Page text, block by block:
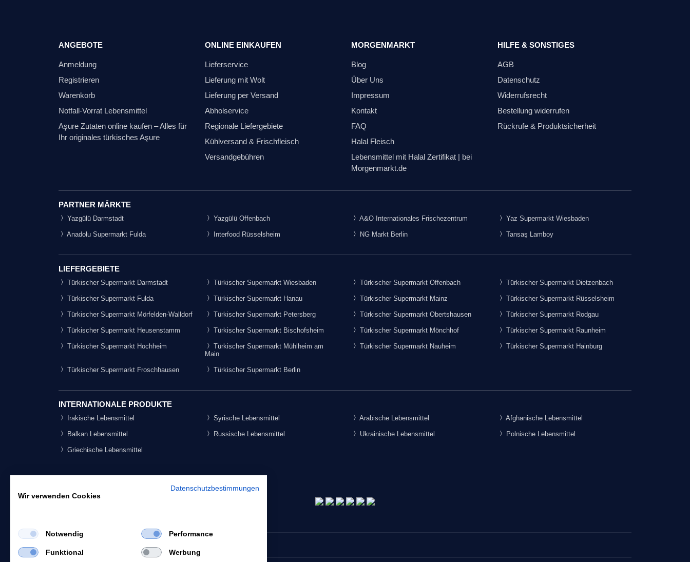
ANGEBOTE
Anmeldung
Registrieren
Warenkorb
Notfall-Vorrat Lebensmittel
Aşure Zutaten online kaufen – Alles für
Ihr originales türkisches Aşure
ONLINE EINKAUFEN
Lieferservice
Lieferung mit Wolt
Lieferung per Versand
Abholservice
Regionale Liefergebiete
Kühlversand & Frischfleisch
Versandgebühren
MORGENMARKT
Blog
Über Uns
Impressum
Kontakt
FAQ
Halal Fleisch
Lebensmittel mit Halal Zertifikat | bei
Morgenmarkt.de
HILFE & SONSTIGES
AGB
Datenschutz
Widerrufsrecht
Bestellung widerrufen
Rückrufe & Produktsicherheit
PARTNER MÄRKTE
Yazgülü Darmstadt Yazgülü Offenbach A&O Internationales Frischezentrum Yaz Supermarkt Wiesbaden
Anadolu Supermarkt Fulda Interfood Rüsselsheim NG Markt Berlin Tansaş Lamboy
LIEFERGEBIETE
Türkischer Supermarkt Darmstadt Türkischer Supermarkt Wiesbaden Türkischer Supermarkt Offenbach Türkischer Supermarkt Dietzenbach
Türkischer Supermarkt Fulda Türkischer Supermarkt Hanau Türkischer Supermarkt Mainz Türkischer Supermarkt Rüsselsheim
Türkischer Supermarkt Mörfelden-Walldorf Türkischer Supermarkt Petersberg Türkischer Supermarkt Obertshausen Türkischer Supermarkt Rodgau
Türkischer Supermarkt Heusenstamm Türkischer Supermarkt Bischofsheim Türkischer Supermarkt Mönchhof Türkischer Supermarkt Raunheim
Türkischer Supermarkt Hochheim
Türkischer Supermarkt Mühlheim am
Main
Türkischer Supermarkt Nauheim Türkischer Supermarkt Hainburg
Türkischer Supermarkt Froschhausen Türkischer Supermarkt Berlin
INTERNATIONALE PRODUKTE
Irakische Lebensmittel Syrische Lebensmittel Arabische Lebensmittel Afghanische Lebensmittel
Balkan Lebensmittel Russische Lebensmittel Ukrainische Lebensmittel Polnische Lebensmittel
Griechische Lebensmittel
Datenschutzbestimmungen
Wir verwenden Cookies
Notwendig Performance
Funktional Werbung